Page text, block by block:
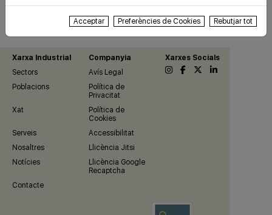
Anar a Farmacia de Dios
Acceptar Preferències de Cookies Rebutjar tot
Xarxa Industrial Companyia
Xarxes Socials
Sectors
Avís Legal
Poblacions
Política de
Privacitat
Xat
Política de
Cookies
Serveis
Accessibilitat
Nosaltres
Llicència Jitsi
Notícies
Llicència Google
Recaptcha
Contacte